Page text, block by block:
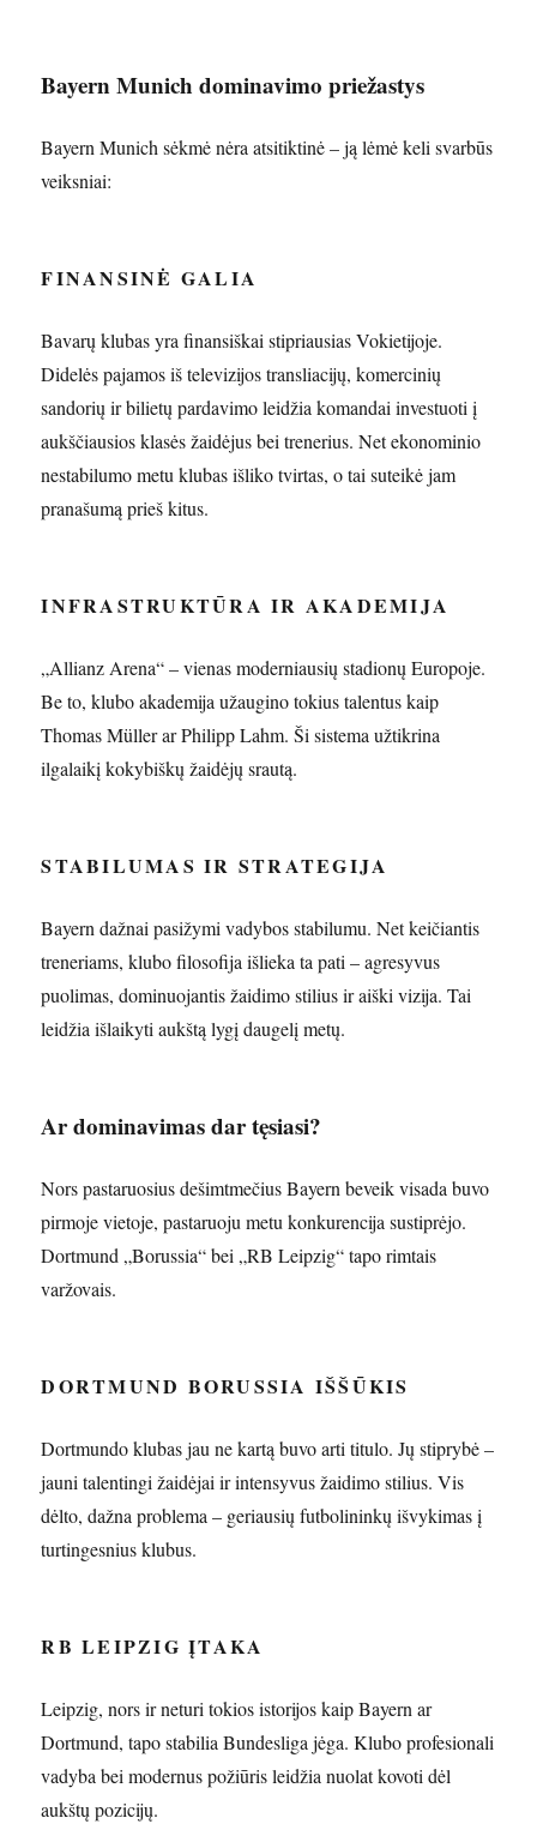
Bayern Munich dominavimo priežastys
Bayern Munich sėkmė nėra atsitiktinė – ją lėmė keli svarbūs
veiksniai:
FINANSINĖ GALIA
Bavarų klubas yra finansiškai stipriausias Vokietijoje.
Didelės pajamos iš televizijos transliacijų, komercinių
sandorių ir bilietų pardavimo leidžia komandai investuoti į
aukščiausios klasės žaidėjus bei trenerius. Net ekonominio
nestabilumo metu klubas išliko tvirtas, o tai suteikė jam
pranašumą prieš kitus.
INFRASTRUKTŪRA IR AKADEMIJA
„Allianz Arena“ – vienas moderniausių stadionų Europoje.
Be to, klubo akademija užaugino tokius talentus kaip
Thomas Müller ar Philipp Lahm. Ši sistema užtikrina
ilgalaikį kokybiškų žaidėjų srautą.
STABILUMAS IR STRATEGIJA
Bayern dažnai pasižymi vadybos stabilumu. Net keičiantis
treneriams, klubo filosofija išlieka ta pati – agresyvus
puolimas, dominuojantis žaidimo stilius ir aiški vizija. Tai
leidžia išlaikyti aukštą lygį daugelį metų.
Ar dominavimas dar tęsiasi?
Nors pastaruosius dešimtmečius Bayern beveik visada buvo
pirmoje vietoje, pastaruoju metu konkurencija sustiprėjo.
Dortmund „Borussia“ bei „RB Leipzig“ tapo rimtais
varžovais.
DORTMUND BORUSSIA IŠŠŪKIS
Dortmundo klubas jau ne kartą buvo arti titulo. Jų stiprybė –
jauni talentingi žaidėjai ir intensyvus žaidimo stilius. Vis
dėlto, dažna problema – geriausių futbolininkų išvykimas į
turtingesnius klubus.
RB LEIPZIG ĮTAKA
Leipzig, nors ir neturi tokios istorijos kaip Bayern ar
Dortmund, tapo stabilia Bundesliga jėga. Klubo profesionali
vadyba bei modernus požiūris leidžia nuolat kovoti dėl
aukštų pozicijų.